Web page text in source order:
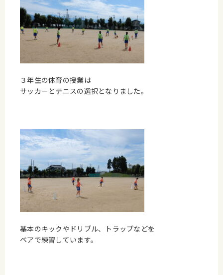
３年生の体育の授業は
サッカーとテニスの選択となりました。
基本のキックやドリブル、トラップなどを
ペアで練習しています。